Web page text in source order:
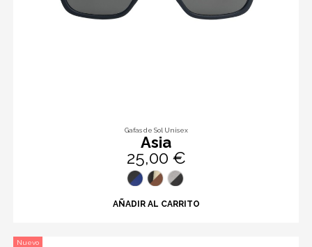
Gafas de Sol Unisex
Asia
25,00 €
AÑADIR AL CARRITO
Nuevo